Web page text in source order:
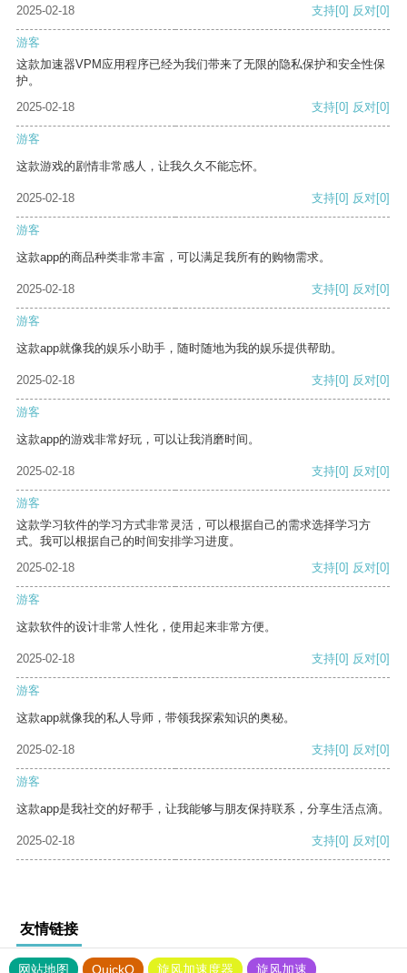
2025-02-18 支持[0] 反对[0]
游客
这款加速器VPM应用程序已经为我们带来了无限的隐私保护和安全性保
护。
2025-02-18
支持[0] 反对[0]
游客
这款游戏的剧情非常感人，让我久久不能忘怀。
2025-02-18 支持[0] 反对[0]
游客
这款app的商品种类非常丰富，可以满足我所有的购物需求。
2025-02-18 支持[0] 反对[0]
游客
这款app就像我的娱乐小助手，随时随地为我的娱乐提供帮助。
2025-02-18 支持[0] 反对[0]
游客
这款app的游戏非常好玩，可以让我消磨时间。
2025-02-18 支持[0] 反对[0]
游客
这款学习软件的学习方式非常灵活，可以根据自己的需求选择学习方
式。我可以根据自己的时间安排学习进度。
2025-02-18
支持[0] 反对[0]
游客
这款软件的设计非常人性化，使用起来非常方便。
2025-02-18 支持[0] 反对[0]
游客
这款app就像我的私人导师，带领我探索知识的奥秘。
2025-02-18 支持[0] 反对[0]
游客
这款app是我社交的好帮手，让我能够与朋友保持联系，分享生活点滴。
2025-02-18 支持[0] 反对[0]
友情链接
网站地图 QuickQ 旋风加速度器 旋风加速